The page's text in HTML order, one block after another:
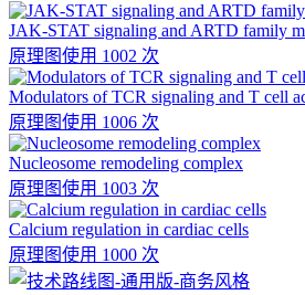
JAK-STAT signaling and ARTD family
原理图使用 1002 次
Modulators of TCR signaling and T cell
原理图使用 1006 次
Nucleosome remodeling complex
原理图使用 1003 次
Calcium regulation in cardiac cells
原理图使用 1000 次